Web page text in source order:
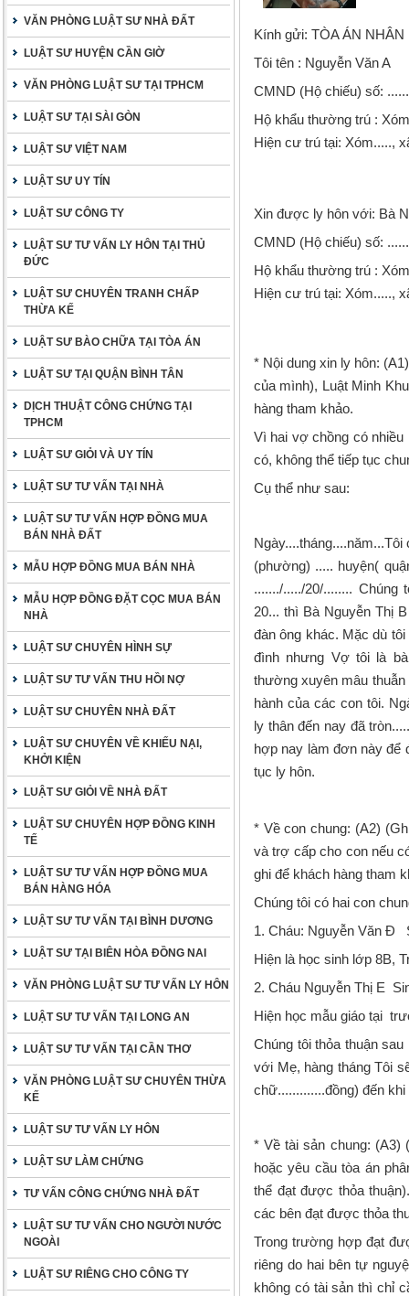
VĂN PHÒNG LUẬT SƯ NHÀ ĐẤT
LUẬT SƯ HUYỆN CẦN GIỜ
VĂN PHÒNG LUẬT SƯ TẠI TPHCM
LUẬT SƯ TẠI SÀI GÒN
LUẬT SƯ VIỆT NAM
LUẬT SƯ UY TÍN
LUẬT SƯ CÔNG TY
LUẬT SƯ TƯ VẤN LY HÔN TẠI THỦ
ĐỨC
LUẬT SƯ CHUYÊN TRANH CHẤP
THỪA KẾ
LUẬT SƯ BÀO CHỮA TẠI TÒA ÁN
LUẬT SƯ TẠI QUẬN BÌNH TÂN
DỊCH THUẬT CÔNG CHỨNG TẠI
TPHCM
LUẬT SƯ GIỎI VÀ UY TÍN
LUẬT SƯ TƯ VẤN TẠI NHÀ
LUẬT SƯ TƯ VẤN HỢP ĐỒNG MUA
BÁN NHÀ ĐẤT
MẪU HỢP ĐỒNG MUA BÁN NHÀ
MẪU HỢP ĐỒNG ĐẶT CỌC MUA BÁN
NHÀ
LUẬT SƯ CHUYÊN HÌNH SỰ
LUẬT SƯ TƯ VẤN THU HỒI NỢ
LUẬT SƯ CHUYÊN NHÀ ĐẤT
LUẬT SƯ CHUYÊN VỀ KHIẾU NẠI,
KHỞI KIỆN
LUẬT SƯ GIỎI VỀ NHÀ ĐẤT
LUẬT SƯ CHUYÊN HỢP ĐỒNG KINH
TẾ
LUẬT SƯ TƯ VẤN HỢP ĐỒNG MUA
BÁN HÀNG HÓA
LUẬT SƯ TƯ VẤN TẠI BÌNH DƯƠNG
LUẬT SƯ TẠI BIÊN HÒA ĐỒNG NAI
VĂN PHÒNG LUẬT SƯ TƯ VẤN LY HÔN
LUẬT SƯ TƯ VẤN TẠI LONG AN
LUẬT SƯ TƯ VẤN TẠI CẦN THƠ
VĂN PHÒNG LUẬT SƯ CHUYÊN THỪA
KẾ
LUẬT SƯ TƯ VẤN LY HÔN
LUẬT SƯ LÀM CHỨNG
TƯ VẤN CÔNG CHỨNG NHÀ ĐẤT
LUẬT SƯ TƯ VẤN CHO NGƯỜI NƯỚC
NGOÀI
LUẬT SƯ RIÊNG CHO CÔNG TY
Kính gửi: TÒA ÁN NHÂN
Tôi tên : Nguyễn Văn A
CMND (Hộ chiếu) số:
Hộ khẩu thường trú :
Hiện cư trú tại: Xóm.....,
Xin được ly hôn với: Bà
CMND (Hộ chiếu) số:
Hộ khẩu thường trú :
Hiện cư trú tại: Xóm.....,
* Nội dung xin ly hôn: (A1)
của mình), Luật Minh
hàng tham khảo.
Vì hai vợ chồng có nhiều
có, không thể tiếp tục
Cụ thể như sau:
(phường) ..... huyện(
......./...../20/........ Chúng
20... thì Bà Nguyễn Thị
đàn ông khác. Mặc dù
đình nhưng Vợ tôi là
thường xuyên mâu
hành của các con tôi.
ly thân đến nay đã
hợp nay làm đơn này để
tục ly hôn.
* Về con chung: (A2)
và trợ cấp cho con nếu
ghi để khách hàng tham
Chúng tôi có hai con
1. Cháu: Nguyễn Văn Đ
Hiện là học sinh lớp 8B,
2. Cháu Nguyễn Thị E
Hiện học mẫu giáo tại
Chúng tôi thỏa thuận
với Mẹ, hàng tháng Tôi
chữ.............đồng) đến
* Về tài sản chung: (A3)
hoặc yêu cầu tòa án
thể đạt được thỏa
các bên đạt được thỏa
Trong trường hợp đạt
riêng do hai bên tự
không có tài sản thì chỉ